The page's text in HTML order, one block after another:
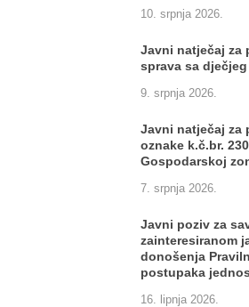
10. srpnja 2026.
Javni natječaj za
sprava sa
9. srpnja 2026.
Javni natječaj za
oznake k.č.br.
Gospodarskoj
7. srpnja 2026.
Javni poziv za
zainteresiranom
donošenja
postupaka
16. lipnja 2026.